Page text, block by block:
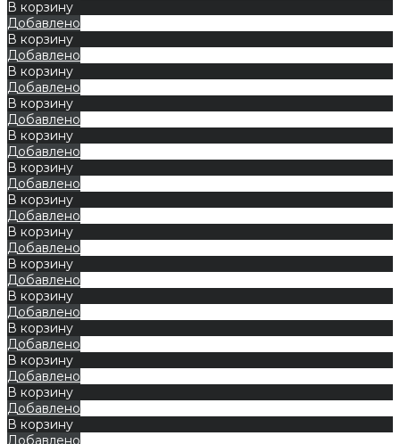
В корзину
Добавлено
В корзину
Добавлено
В корзину
Добавлено
В корзину
Добавлено
В корзину
Добавлено
В корзину
Добавлено
В корзину
Добавлено
В корзину
Добавлено
В корзину
Добавлено
В корзину
Добавлено
В корзину
Добавлено
В корзину
Добавлено
В корзину
Добавлено
В корзину
Добавлено